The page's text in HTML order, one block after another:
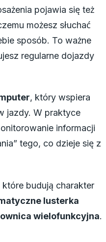
pojawia się też
możesz słuchać
sposób. To ważne
regularne dojazdy
, który wspiera
jazdy. W praktyce
informacji
tego, co dzieje się z
które budują charakter
lusterka
wielofunkcyjna.